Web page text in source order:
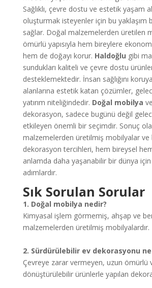
Sağlıklı, çevre dostu ve estetik yaşam
oluşturmak isteyenler için bu yaklaşım
sağlar. Doğal malzemelerden üretilen
ömürlü yapısıyla hem bireylere
hem de doğayı korur. Haldoğlu gibi
sundukları kaliteli ve çevre dostu
desteklemektedir. İnsan sağlığını
alanlarına estetik katan çözümler,
yatırım niteliğindedir. Doğal mobilya
dekorasyon, sadece bugünü değil
etkileyen önemli bir seçimdir. Sonuç
malzemelerden üretilmiş mobilyalar ve
dekorasyon tercihleri, hem bireysel
anlamda daha yaşanabilir bir dünya için
adımlardır.
Sık Sorulan Sorular
1. Doğal mobilya nedir?
Kimyasal işlem görmemiş, ahşap ve
malzemelerden üretilmiş mobilyalardır.
2. Sürdürülebilir ev dekorasyonu
Çevreye zarar vermeyen, uzun ömürlü
dönüştürülebilir ürünlerle yapılan